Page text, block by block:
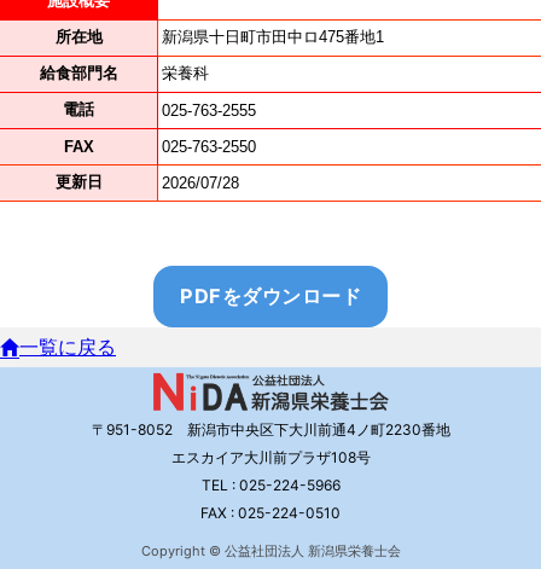
PDFをダウンロード
一覧に戻る
〒951-8052 新潟市中央区下大川前通4ノ町2230番地
エスカイア大川前プラザ108号
TEL : 025-224-5966
FAX : 025-224-0510
Copyright © 公益社団法人 新潟県栄養士会